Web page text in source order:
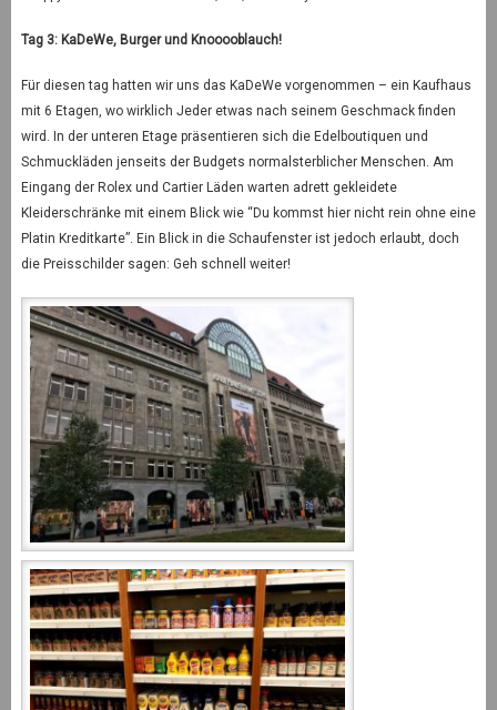
Tag 3: KaDeWe, Burger und Knooooblauch!
Für diesen tag hatten wir uns das KaDeWe vorgenommen – ein Kaufhaus
mit 6 Etagen, wo wirklich Jeder etwas nach seinem Geschmack finden
wird. In der unteren Etage präsentieren sich die Edelboutiquen und
Schmuckläden jenseits der Budgets normalsterblicher Menschen. Am
Eingang der Rolex und Cartier Läden warten adrett gekleidete
Kleiderschränke mit einem Blick wie “Du kommst hier nicht rein ohne eine
Platin Kreditkarte”. Ein Blick in die Schaufenster ist jedoch erlaubt, doch
die Preisschilder sagen: Geh schnell weiter!